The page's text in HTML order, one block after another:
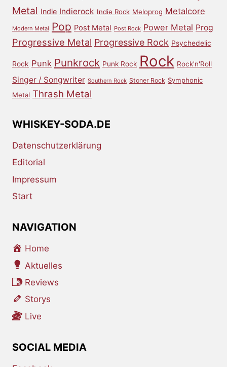
Metal Indie Indierock Indie Rock Meloprog Metalcore
Modern Metal Pop Post Metal Post Rock Power Metal Prog
Progressive Metal Progressive Rock Psychedelic
Rock Punk Punkrock Punk Rock Rock Rock'n'Roll
Singer / Songwriter Southern Rock Stoner Rock Symphonic
Metal Thrash Metal
WHISKEY-SODA.DE
Datenschutzerklärung
Editorial
Impressum
Start
NAVIGATION
Home
Aktuelles
Reviews
Storys
Live
SOCIAL MEDIA